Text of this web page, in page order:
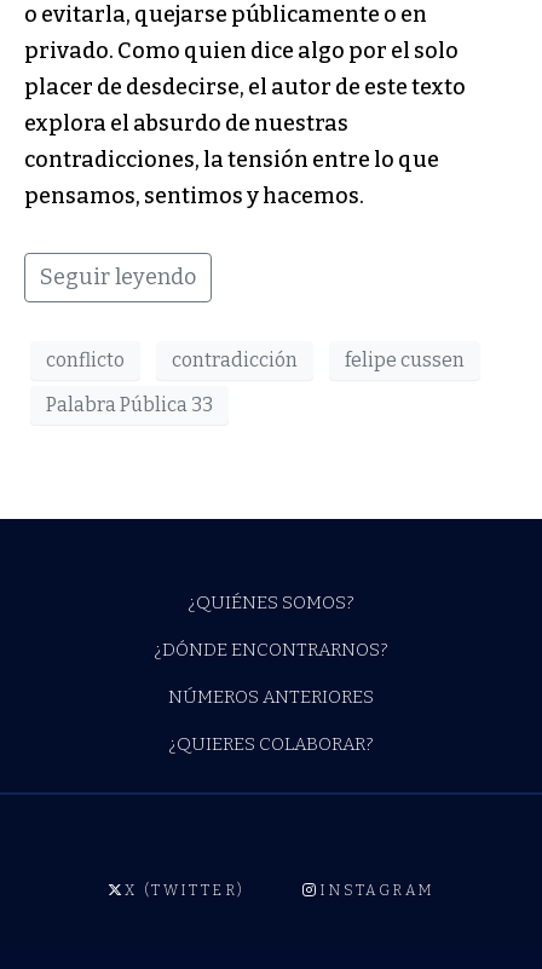
o evitarla, quejarse públicamente o en
privado. Como quien dice algo por el solo
placer de desdecirse, el autor de este texto
explora el absurdo de nuestras
contradicciones, la tensión entre lo que
pensamos, sentimos y hacemos.
Seguir leyendo
conflicto contradicción
felipe cussen
Palabra Pública 33
¿QUIÉNES SOMOS?
¿DÓNDE ENCONTRARNOS?
NÚMEROS ANTERIORES
¿QUIERES COLABORAR?
X (TWITTER) INSTAGRAM